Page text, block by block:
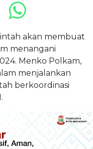
akan membuat
menangani
Menko Polkam,
menjalankan
berkoordinasi